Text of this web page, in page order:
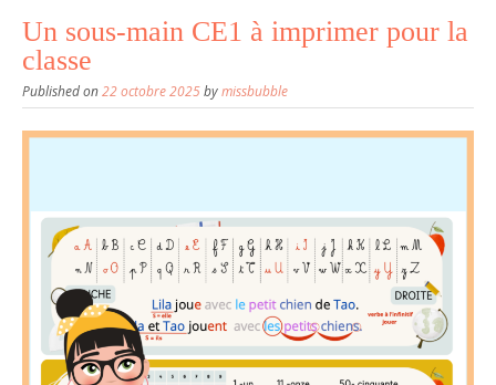
Un sous-main CE1 à imprimer pour la
classe
Published on22 octobre 2025bymissbubble